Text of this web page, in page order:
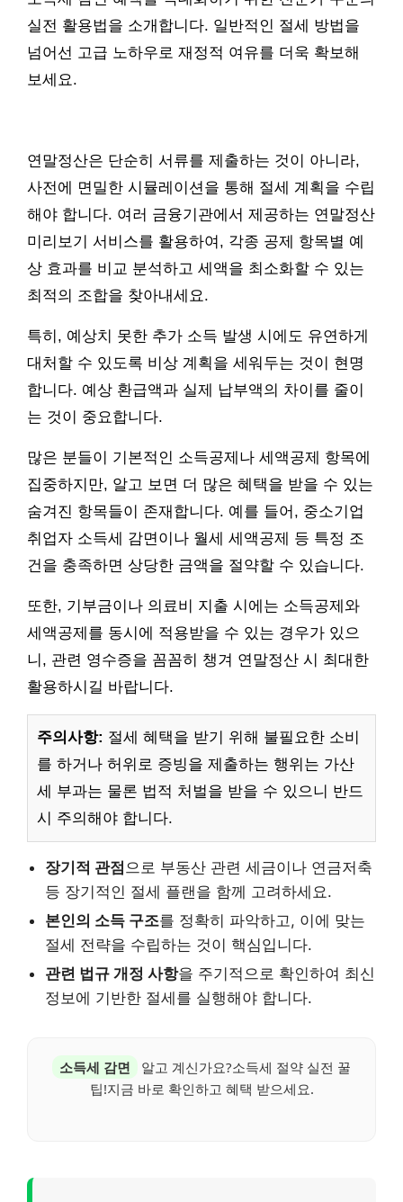
실전 활용법을 소개합니다. 일반적인 절세 방법을
넘어선 고급 노하우로 재정적 여유를 더욱 확보해
보세요.
연말정산은 단순히 서류를 제출하는 것이 아니라,
사전에 면밀한 시뮬레이션을 통해 절세 계획을 수립
해야 합니다. 여러 금융기관에서 제공하는 연말정산
미리보기 서비스를 활용하여, 각종 공제 항목별 예
상 효과를 비교 분석하고 세액을 최소화할 수 있는
최적의 조합을 찾아내세요.
특히, 예상치 못한 추가 소득 발생 시에도 유연하게
대처할 수 있도록 비상 계획을 세워두는 것이 현명
합니다. 예상 환급액과 실제 납부액의 차이를 줄이
는 것이 중요합니다.
많은 분들이 기본적인 소득공제나 세액공제 항목에
집중하지만, 알고 보면 더 많은 혜택을 받을 수 있는
숨겨진 항목들이 존재합니다. 예를 들어, 중소기업
취업자 소득세 감면이나 월세 세액공제 등 특정 조
건을 충족하면 상당한 금액을 절약할 수 있습니다.
또한, 기부금이나 의료비 지출 시에는 소득공제와
세액공제를 동시에 적용받을 수 있는 경우가 있으
니, 관련 영수증을 꼼꼼히 챙겨 연말정산 시 최대한
활용하시길 바랍니다.
주의사항: 절세 혜택을 받기 위해 불필요한 소비
를 하거나 허위로 증빙을 제출하는 행위는 가산
세 부과는 물론 법적 처벌을 받을 수 있으니 반드
시 주의해야 합니다.
장기적 관점 으로 부동산 관련 세금이나 연금저축
등 장기적인 절세 플랜을 함께 고려하세요.
본인의 소득 구조를 정확히 파악하고, 이에 맞는
절세 전략을 수립하는 것이 핵심입니다.
관련 법규 개정 사항을 주기적으로 확인하여 최신
정보에 기반한 절세를 실행해야 합니다.
소득세 감면
알고 계신가요?소득세 절약 실전 꿀
팁!지금 바로 확인하고 혜택 받으세요.